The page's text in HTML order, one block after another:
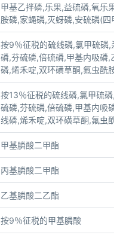
甲基乙拌磷,乐果,益硫磷,氧乐果,甲
胺磷,家蝇磷,灭蚜磷,安硫磷(四甲磷,
按9％征税的硫线磷,氯甲硫磷,杀虫
磷,芬硫磷,倍硫磷,甲基内吸磷,乙酯
磷,烯禾啶,双环磺草酮,氟虫酰胺,氟苯
按13％征税的硫线磷,氯甲硫磷,杀虫
硫磷,芬硫磷,倍硫磷,甲基内吸磷,乙
线磷,烯禾啶,双环磺草酮,氟虫酰胺,氟
甲基膦酸二甲酯
丙基膦酸二甲酯
乙基膦酸二乙酯
按9％征税的甲基膦酸